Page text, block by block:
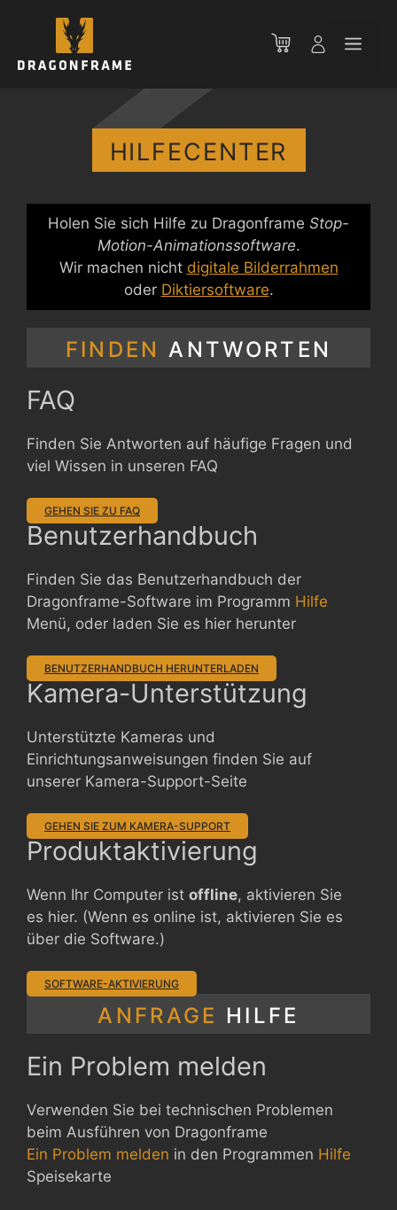
springen
HILFECENTER
Holen Sie sich Hilfe zu Dragonframe Stop-
Motion-Animationssoftware.
Wir machen nicht digitale Bilderrahmen
oder Diktiersoftware.
FINDEN ANTWORTEN
FAQ
Finden Sie Antworten auf häufige Fragen und
viel Wissen in unseren FAQ
GEHEN SIE ZU FAQ
Benutzerhandbuch
Finden Sie das Benutzerhandbuch der
Dragonframe-Software im Programm Hilfe
Menü, oder laden Sie es hier herunter
BENUTZERHANDBUCH HERUNTERLADEN
Kamera-Unterstützung
Unterstützte Kameras und
Einrichtungsanweisungen finden Sie auf
unserer Kamera-Support-Seite
GEHEN SIE ZUM KAMERA-SUPPORT
Produktaktivierung
Wenn Ihr Computer ist offline, aktivieren Sie
es hier. (Wenn es online ist, aktivieren Sie es
über die Software.)
SOFTWARE-AKTIVIERUNG
ANFRAGE HILFE
Ein Problem melden
Verwenden Sie bei technischen Problemen
beim Ausführen von Dragonframe
Ein Problem melden in den Programmen Hilfe
Speisekarte